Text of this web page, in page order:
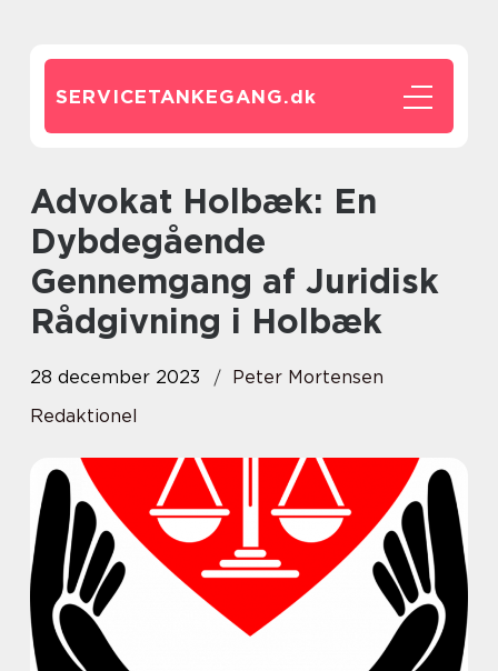
SERVICETANKEGANG.dk
Advokat Holbæk: En
Dybdegående
Gennemgang af Juridisk
Rådgivning i Holbæk
28 december 2023
Peter Mortensen
Redaktionel